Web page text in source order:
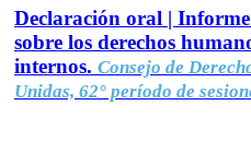
Declaración oral |
sobre los derechos
internos. Consejo de
Unidas, 62° período de